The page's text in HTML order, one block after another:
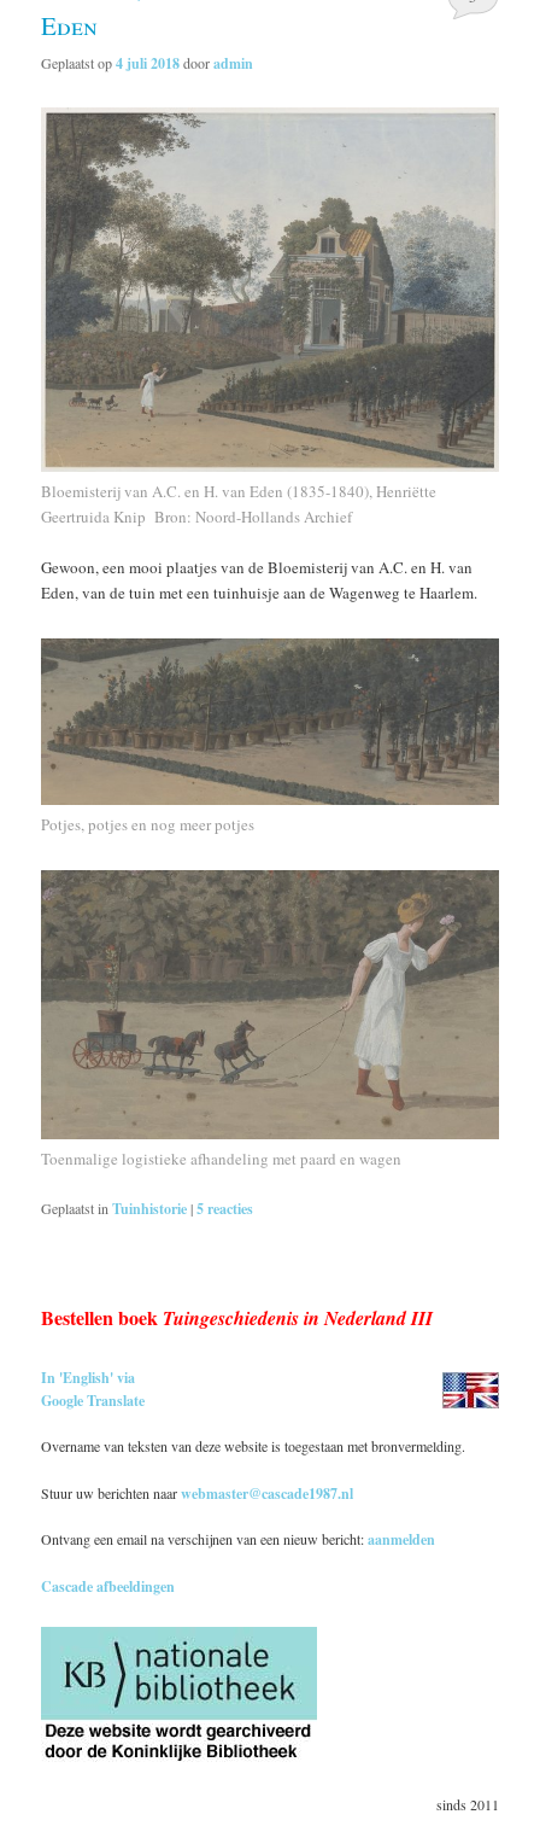
Eden
Geplaatst op4 juli 2018dooradmin
Bloemisterij van A.C. en H. van Eden (1835-1840),Henriëtte
Geertruida Knip Bron: Noord-Hollands Archief
Gewoon, een mooi plaatjes van deBloemisterij van A.C. en H. van
Eden, van de tuin met een tuinhuisje aan de Wagenweg te Haarlem.
Potjes, potjes en nog meer potjes
Toenmalige logistieke afhandeling met paard en wagen
Geplaatst in Tuinhistorie|5reacties
Bestellen boek Tuingeschiedenis in Nederland III
In 'English' via
Google Translate
Overname van teksten van deze website is toegestaan met bronvermelding.
Stuur uw berichten naarwebmaster@cascade1987.nl
Ontvang een email na verschijnen van een nieuw bericht:aanmelden
Cascade afbeeldingen
sinds 2011